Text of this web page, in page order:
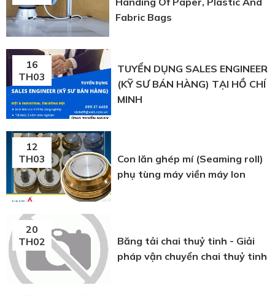
Fabric Bags
16
TH03
TUYỂN DỤNG SALES ENGINEER
(KỸ SƯ BÁN HÀNG) TẠI HỒ CHÍ
MINH
12
TH03
Con lăn ghép mí (Seaming roll)
phụ tùng máy viền máy lon
20
TH02
Băng tải chai thuỷ tinh - Giải
pháp vận chuyển chai thuỷ tinh